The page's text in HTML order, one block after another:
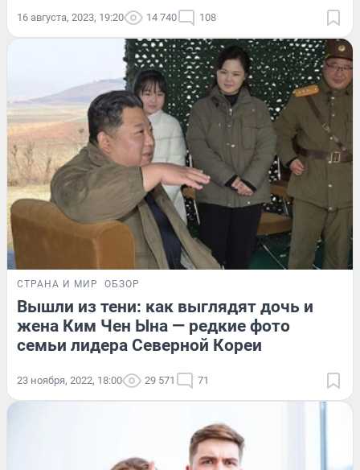
16 августа, 2023, 19:20 14 740 108
СТРАНА И МИР ОБЗОР
Вышли из тени: как выглядят дочь и
жена Ким Чен Ына — редкие фото
семьи лидера Северной Кореи
23 ноября, 2022, 18:00 29 571 71